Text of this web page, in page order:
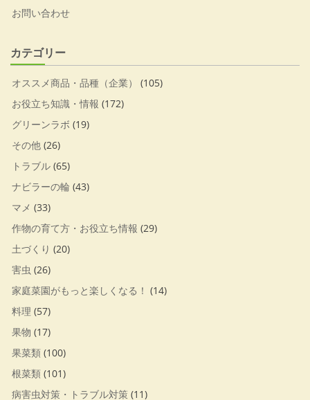
お問い合わせ
カテゴリー
オススメ商品・品種（企業）
(105)
お役立ち知識・情報 (172)
グリーンラボ (19)
その他 (26)
トラブル (65)
ナビラーの輪 (43)
マメ (33)
作物の育て方・お役立ち情報 (29)
土づくり (20)
害虫 (26)
家庭菜園がもっと楽しくなる！ (14)
料理 (57)
果物 (17)
果菜類 (100)
根菜類 (101)
病害虫対策・トラブル対策 (11)